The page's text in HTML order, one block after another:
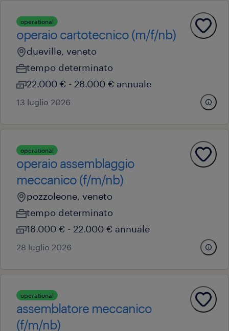
operational
operaio cartotecnico (m/f/nb)
dueville, veneto
tempo determinato
22.000 € - 28.000 € annuale
13 luglio 2026
operational
operaio assemblaggio
meccanico (f/m/nb)
pozzoleone, veneto
tempo determinato
18.000 € - 22.000 € annuale
28 luglio 2026
operational
assemblatore meccanico
(f/m/nb)